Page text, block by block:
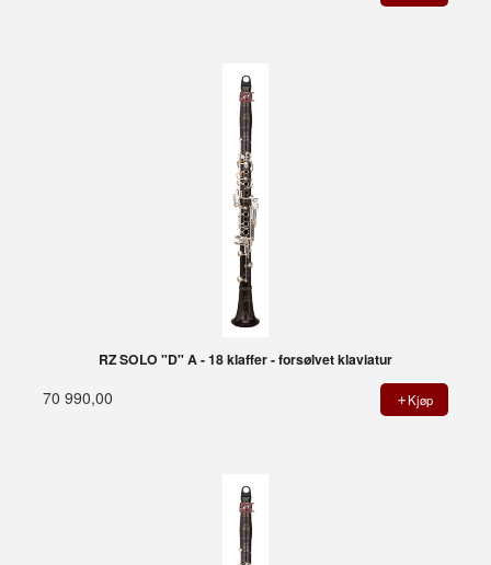
RZ SOLO "D" A - 18 klaffer - forsølvet klaviatur
70 990,00 Kjøp